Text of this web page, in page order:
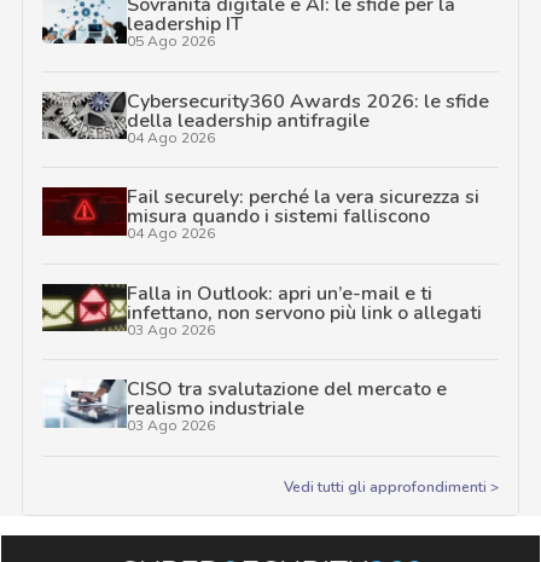
leadership IT
05 Ago 2026
Cybersecurity360 Awards 2026: le sfide
della leadership antifragile
04 Ago 2026
Fail securely: perché la vera sicurezza si
misura quando i sistemi falliscono
04 Ago 2026
Falla in Outlook: apri un’e-mail e ti
infettano, non servono più link o allegati
03 Ago 2026
CISO tra svalutazione del mercato e
realismo industriale
03 Ago 2026
Vedi tutti gli approfondimenti >